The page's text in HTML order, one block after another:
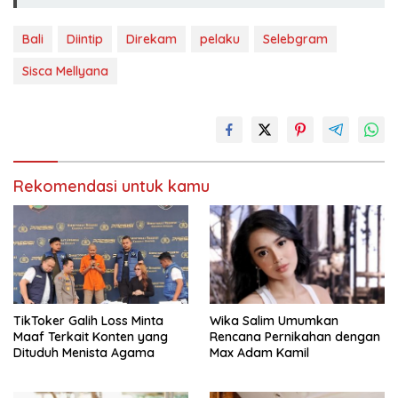
Bali Diintip Direkam pelaku
Selebgram
Sisca Mellyana
Rekomendasi untuk kamu
TikToker Galih Loss Minta
Maaf Terkait Konten yang
Dituduh Menista Agama
Wika Salim Umumkan
Rencana Pernikahan dengan
Max Adam Kamil